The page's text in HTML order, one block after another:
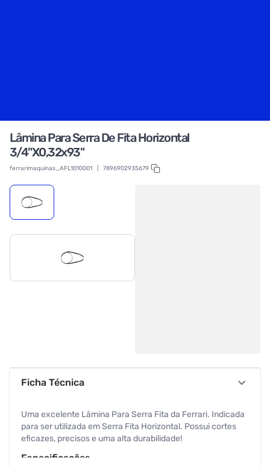
Lâmina Para Serra De Fita Horizontal
3/4"X0,32x93"
ferrarimaquinas_AFL1010001 7896902935679
Ficha Técnica
Uma excelente Lâmina Para Serra Fita da Ferrari. Indicada
para ser utilizada em Serra Fita Horizontal. Possui cortes
eficazes, precisos e uma alta durabilidade!
Especificações